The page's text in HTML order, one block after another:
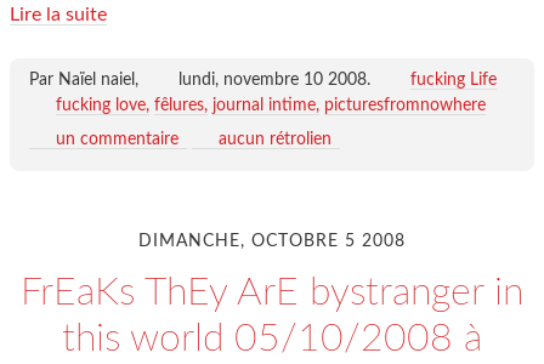
Lire la suite
Par Naïel naiel, lundi, novembre 10 2008.
fucking Life
fucking love fêlures journal intime picturesfromnowhere
un commentaire
aucun rétrolien
DIMANCHE, OCTOBRE 5 2008
FrEaKs ThEy ArE bystranger in
this world 05/10/2008 à